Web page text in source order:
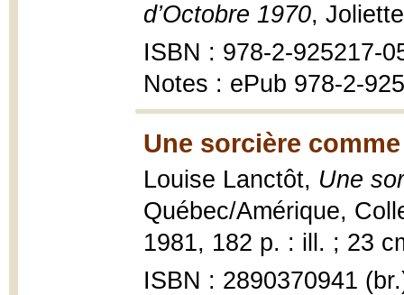
d’Octobre 1970,
ISBN : 978-2-925217-
Notes : ePub 978-2-
Une sorcière
Louise Lanctôt, Une
Québec/Amérique,
1981, 182 p. : ill. ; 23
ISBN : 2890370941